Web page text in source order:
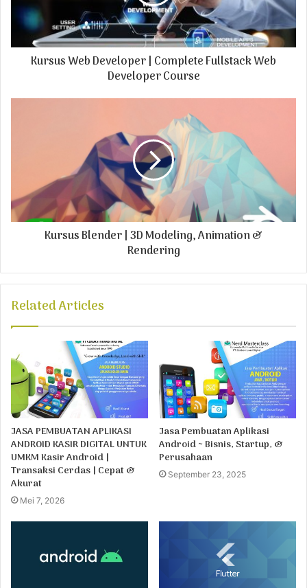
Kursus Web Developer | Complete Fullstack Web
Developer Course
Kursus Blender | 3D Modeling, Animation &
Rendering
Related Articles
JASA PEMBUATAN APLIKASI
ANDROID KASIR DIGITAL UNTUK
UMKM Kasir Android |
Transaksi Cerdas | Cepat &
Akurat
Mei 7, 2026
Jasa Pembuatan Aplikasi
Android ~ Bisnis, Startup, &
Perusahaan
September 23, 2025